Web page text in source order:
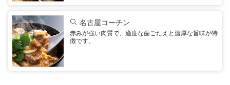
名古屋コーチン
赤みが強い肉質で、適度な歯ごたえと濃厚な旨味が特
徴です。